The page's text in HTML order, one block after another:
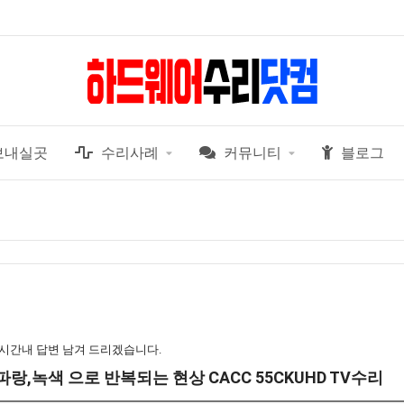
내실곳 수리사례 커뮤니티 블로그
간내 답변 남겨 드리겠습니다.
,녹색 으로 반복되는 현상 CACC 55CKUHD TV수리